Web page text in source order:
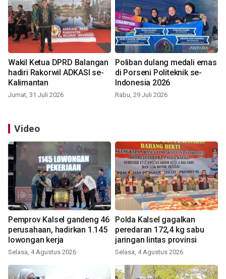
Wakil Ketua DPRD Balangan
hadiri Rakorwil ADKASI se-
Kalimantan
Jumat, 31 Juli 2026
Poliban dulang medali emas
di Porseni Politeknik se-
Indonesia 2026
Rabu, 29 Juli 2026
Video
Pemprov Kalsel gandeng 46
perusahaan, hadirkan 1.145
lowongan kerja
Selasa, 4 Agustus 2026
Polda Kalsel gagalkan
peredaran 172,4 kg sabu
jaringan lintas provinsi
Selasa, 4 Agustus 2026